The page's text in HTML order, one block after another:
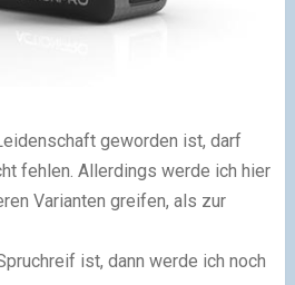
geworden ist, darf
fehlen. Allerdings werde ich hier
Varianten greifen, als zur
ist, dann werde ich noch